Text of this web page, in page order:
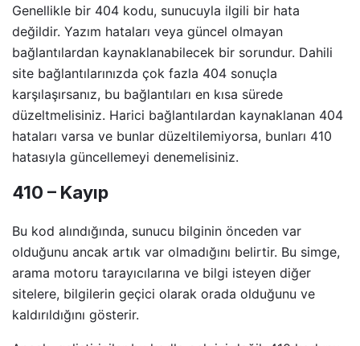
Genellikle bir 404 kodu, sunucuyla ilgili bir hata
değildir. Yazım hataları veya güncel olmayan
bağlantılardan kaynaklanabilecek bir sorundur. Dahili
site bağlantılarınızda çok fazla 404 sonuçla
karşılaşırsanız, bu bağlantıları en kısa sürede
düzeltmelisiniz. Harici bağlantılardan kaynaklanan 404
hataları varsa ve bunlar düzeltilemiyorsa, bunları 410
hatasıyla güncellemeyi denemelisiniz.
410 – Kayıp
Bu kod alındığında, sunucu bilginin önceden var
olduğunu ancak artık var olmadığını belirtir. Bu simge,
arama motoru tarayıcılarına ve bilgi isteyen diğer
sitelere, bilgilerin geçici olarak orada olduğunu ve
kaldırıldığını gösterir.